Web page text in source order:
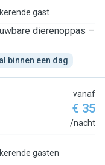
gast
dierenoppas –
binnen een dag
vanaf
€ 35
/nacht
gasten